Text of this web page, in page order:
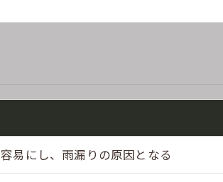
易にし、雨漏りの原因となる